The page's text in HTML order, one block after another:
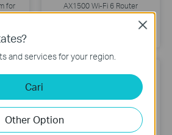
for
AX1500 Wi-Fi 6 Router
and services for your region.
Cari
Other Option
Close